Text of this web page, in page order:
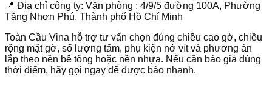
📍 Địa chỉ công ty: Văn phòng : 4/9/5 đường 100A, Phường
Tăng Nhơn Phú, Thành phố Hồ Chí Minh
Toàn Cầu Vina hỗ trợ tư vấn chọn đúng chiều cao gờ, chiều
rộng mặt gờ, số lượng tấm, phụ kiện nở vít và phương án
lắp theo nền bê tông hoặc nền nhựa. Nếu cần báo giá đúng
thời điểm, hãy gọi ngay để được báo nhanh.